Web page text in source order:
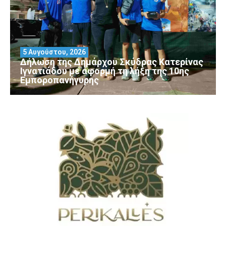
Δήλωση της Δημάρχου Σκύδρας Κατερίνας
Ιγνατιάδου με αφορμή τη λήξη της 10ης
Εμποροπανήγυρης
5 Αυγούστου, 2026